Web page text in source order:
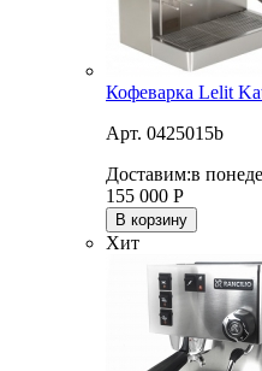
Кофеварка Lelit
Арт. 0425015b
Доставим:в
155 000 Р
В корзину
Хит